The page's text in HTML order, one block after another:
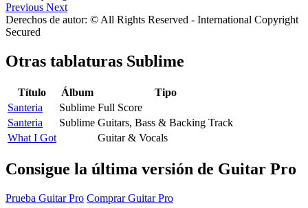
Previous Next
Derechos de autor: © All Rights Reserved - International Copyright
Secured
Otras tablaturas Sublime
Título Álbum
Tipo
Santeria
Sublime Full Score
Santeria
Sublime Guitars, Bass & Backing Track
What I Got
Guitar & Vocals
Consigue la última versión de Guitar Pro
Prueba Guitar Pro Comprar Guitar Pro